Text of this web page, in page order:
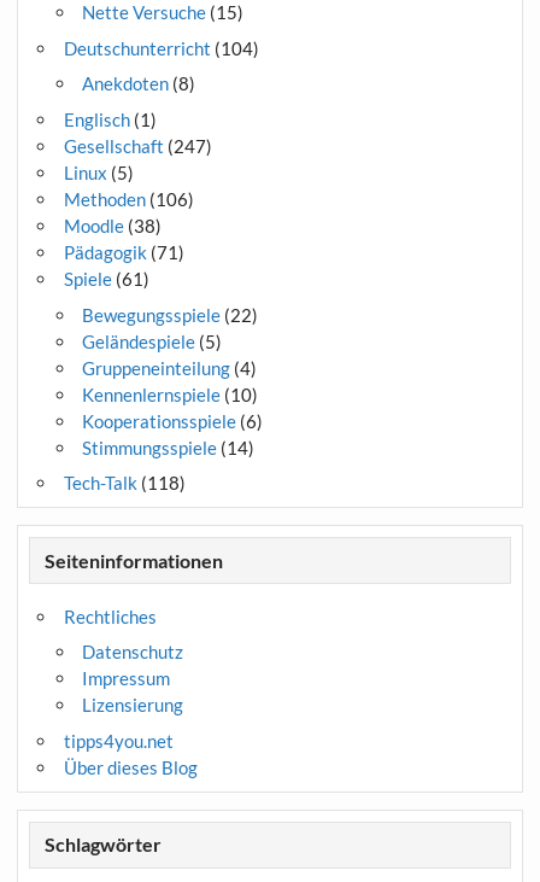
Nette Versuche(15)
Deutschunterricht (104)
Anekdoten(8)
Englisch(1)
Gesellschaft (247)
Linux (5)
Methoden(106)
Moodle(38)
Pädagogik (71)
Spiele(61)
Bewegungsspiele(22)
Geländespiele(5)
Gruppeneinteilung(4)
Kennenlernspiele(10)
Kooperationsspiele(6)
Stimmungsspiele(14)
Tech-Talk (118)
Seiteninformationen
Rechtliches
Datenschutz
Impressum
Lizensierung
tipps4you.net
Über dieses Blog
Schlagwörter